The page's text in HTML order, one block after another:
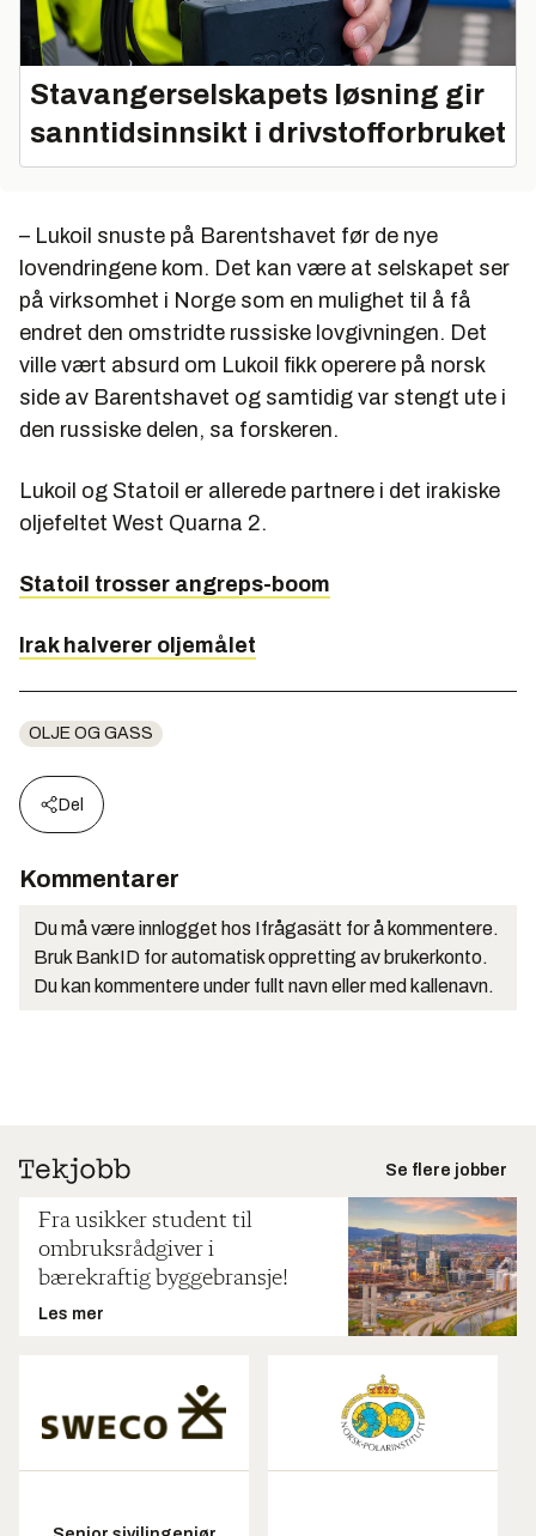
Stavangerselskapets løsning gir
sanntidsinnsikt i drivstofforbruket
– Lukoil snuste på Barentshavet før de nye
lovendringene kom. Det kan være at selskapet ser
på virksomhet i Norge som en mulighet til å få
endret den omstridte russiske lovgivningen. Det
ville vært absurd om Lukoil fikk operere på norsk
side av Barentshavet og samtidig var stengt ute i
den russiske delen, sa forskeren.
Lukoil og Statoil er allerede partnere i det irakiske
oljefeltet West Quarna 2.
Statoil trosser angreps-boom
Irak halverer oljemålet
OLJE OG GASS
Del
Kommentarer
Du må være innlogget hos Ifrågasätt for å kommentere.
Bruk BankID for automatisk oppretting av brukerkonto.
Du kan kommentere under fullt navn eller med kallenavn.
Se flere jobber
Fra usikker student til
ombruksrådgiver i
bærekraftig byggebransje!
Les mer